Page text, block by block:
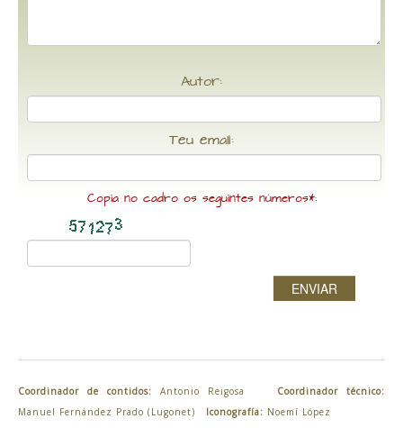
Autor:
Teu email:
Copia no cadro os seguintes números*:
ENVIAR
Coordinador de contidos: Antonio Reigosa Coordinador técnico:
Manuel Fernández Prado (Lugonet) Iconografía: Noemí López